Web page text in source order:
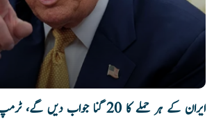
ایران کے ہر حملے کا 20 گنا جواب دیں گے، ٹرمپ